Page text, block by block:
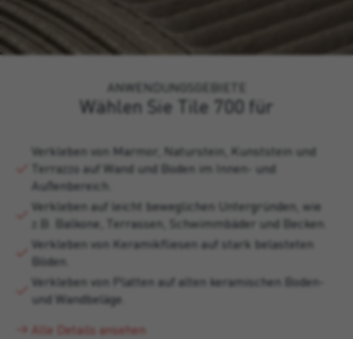
ANWENDUNGSGEBIETE
Wählen Sie Tile 700 für
Verkleben von Marmor, Naturstein, Kunststein und
Terrazzo auf Wand und Boden im Innen- und
Außenbereich.
Verkleben auf leicht beweglichen Untergründen, wie
z.B. Balkone, Terrassen, Schwimmbäder und Becken.
Verkleben von Keramikfliesen auf stark belasteten
Böden.
Verkleben von Platten auf alten keramischen Boden-
und Wandbeläge.
Alle Details ansehen